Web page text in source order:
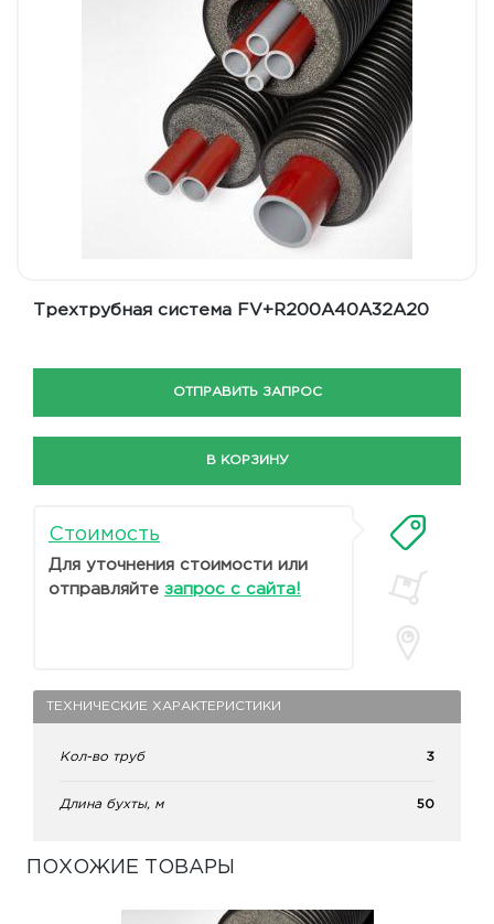
Трехтрубная система FV+R200A40A32A20
ОТПРАВИТЬ ЗАПРОС
В КОРЗИНУ
Стоимость
Для уточнения стоимости или
отправляйте запрос с сайта!
ТЕХНИЧЕСКИЕ ХАРАКТЕРИСТИКИ
Кол-во труб 3
Длина бухты, м 50
ПОХОЖИЕ ТОВАРЫ